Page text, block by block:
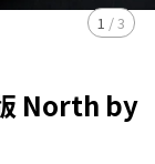
1 /3
North by